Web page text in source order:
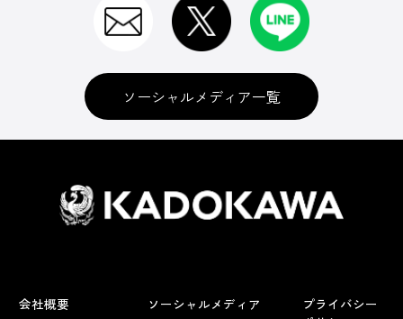
ソーシャルメディア一覧
会社概要 ソーシャルメディア
プライバシー